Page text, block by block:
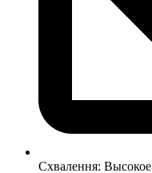
Схвалення: Высокое